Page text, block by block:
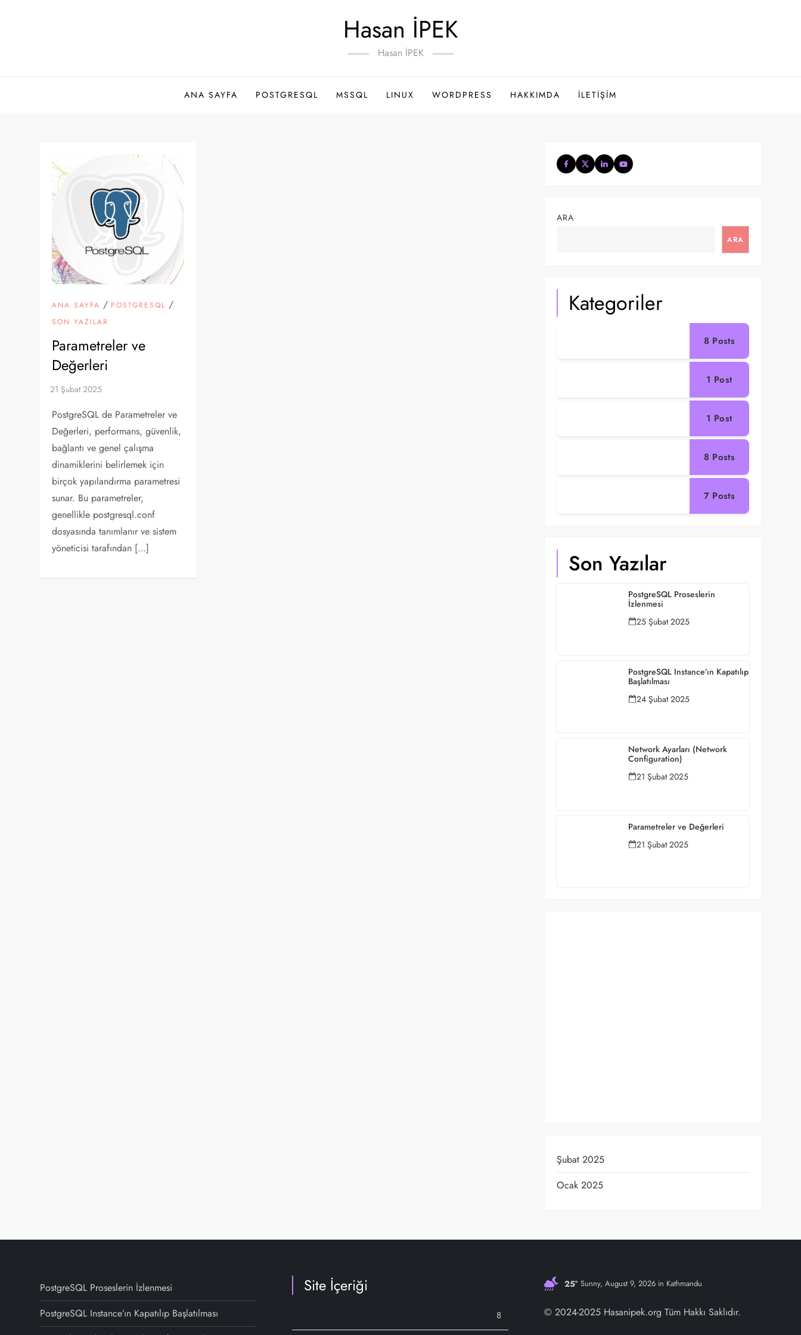
Hasan İPEK
Hasan İPEK
ANA SAYFA POSTGRESQL MSSQL LINUX WORDPRESS HAKKIMDA İLETIŞIM
ANA SAYFA / POSTGRESQL /
SON YAZILAR
Parametreler ve
Değerleri
PostgreSQL de Parametreler ve
Değerleri, performans, güvenlik,
bağlantı ve genel çalışma
dinamiklerini belirlemek için
birçok yapılandırma parametresi
sunar. Bu parametreler,
genellikle postgresql.conf
dosyasında tanımlanır ve sistem
yöneticisi tarafından […]
ARA
ARA
Kategoriler
8 Posts
1 Post
1 Post
8 Posts
7 Posts
Son Yazılar
PostgreSQL Proseslerin
İzlenmesi
25 Şubat 2025
PostgreSQL Instance’ın Kapatılıp
Başlatılması
24 Şubat 2025
Network Ayarları (Network
Configuration)
21 Şubat 2025
Parametreler ve Değerleri
21 Şubat 2025
Şubat 2025
Ocak 2025
PostgreSQL Proseslerin İzlenmesi
PostgreSQL Instance’ın Kapatılıp Başlatılması
Site İçeriği
8
25° Sunny, August 9, 2026 in Kathmandu
© 2024-2025 Hasanipek.org Tüm Hakkı Saklıdır.